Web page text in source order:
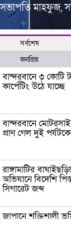
সভাপতি মাহফুজ,
সর্বশেষ
জনপ্রিয়
বান্দরবানে ৩ কোটি
কার্পেটিং উঠে যাচ্ছে
বান্দরবানে
প্রাণ গেল দুই
রাঙ্গামাটির
অভিযানে বিদেশি
সিগারেট জব্দ
জাপানে শক্তিশালী